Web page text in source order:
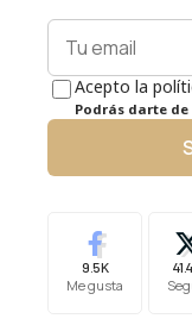
Acepto la
Podrás darte
9.5K
Me gusta